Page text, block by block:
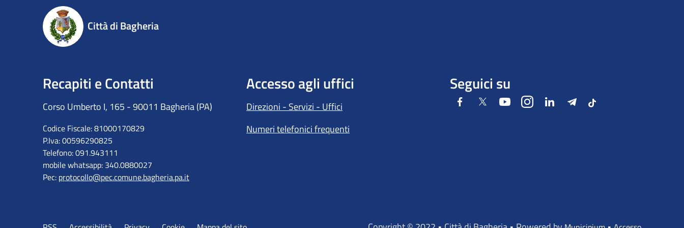
Città di Bagheria
Recapiti e Contatti
Corso Umberto I, 165 - 90011 Bagheria (PA)
Codice Fiscale: 81000170829
P.Iva: 00596290825
Telefono: 091.943111
mobile whatsapp: 340.0880027
Pec: protocollo@pec.comune.bagheria.pa.it
Accesso agli uffici
Direzioni - Servizi - Uffici
Numeri telefonici frequenti
Seguici su
FacebookTwitter YoutubeInstagramLinkedIn Telegram
Tiktok